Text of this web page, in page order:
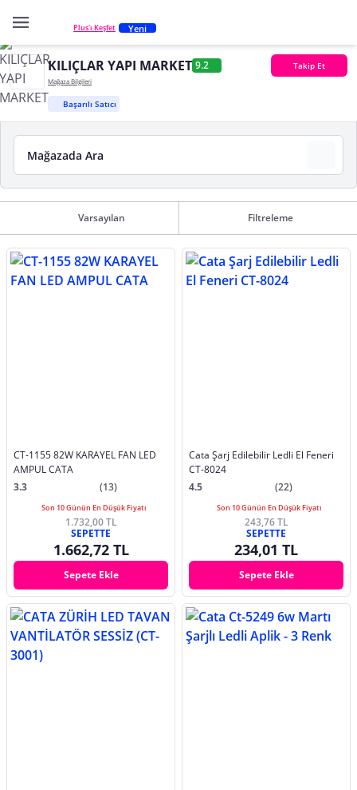
Plus'ı Keşfet Yeni
KILIÇLAR YAPI MARKET 9.2 Takip Et
Mağaza Bilgileri
Başarılı Satıcı
Varsayılan Filtreleme
CT-1155 82W KARAYEL FAN LED
AMPUL CATA
3.3
(13)
Son 10 Günün En Düşük Fiyatı
1.732,00 TL
SEPETTE
1.662,72 TL
Sepete Ekle
Cata Şarj Edilebilir Ledli El Feneri
CT-8024
4.5
(22)
Son 10 Günün En Düşük Fiyatı
243,76 TL
SEPETTE
234,01 TL
Sepete Ekle